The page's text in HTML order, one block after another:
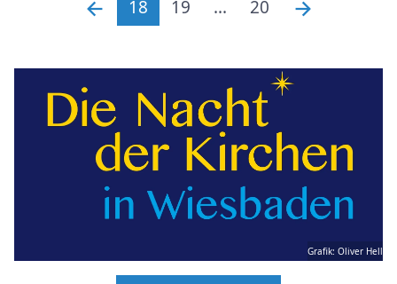
18 19 ... 20
Grafik: Oliver Hell